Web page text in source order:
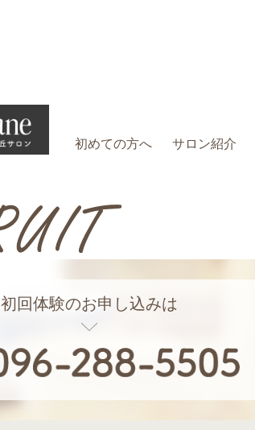
初めての方へ サロン紹介
初回体験のお申し込みは